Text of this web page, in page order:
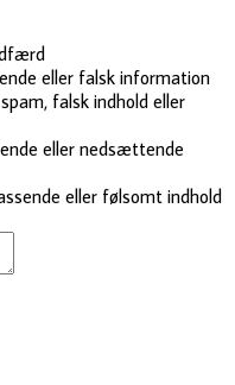
eller falsk information
falsk indhold eller
eller nedsættende
eller følsomt indhold